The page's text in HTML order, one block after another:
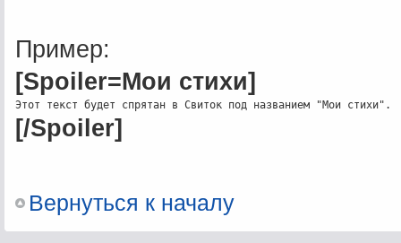
Пример:
[Spoiler=Мои стихи]
[/Spoiler]
Вернуться к началу